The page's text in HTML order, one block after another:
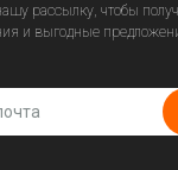
рассылку, чтобы
и выгодные